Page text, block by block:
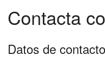
Contacta
Datos de contacto